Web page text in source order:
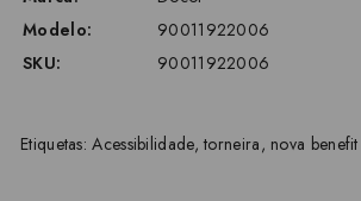
Modelo:
90011922006
SKU:
90011922006
Etiquetas:Acessibilidade,torneira, nova benefit